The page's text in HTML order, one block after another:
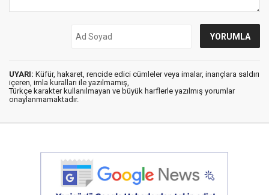
UYARI: Küfür, hakaret, rencide edici cümleler veya imalar, inançlara saldırı
içeren, imla kuralları ile yazılmamış,
Türkçe karakter kullanılmayan ve büyük harflerle yazılmış yorumlar
onaylanmamaktadır.